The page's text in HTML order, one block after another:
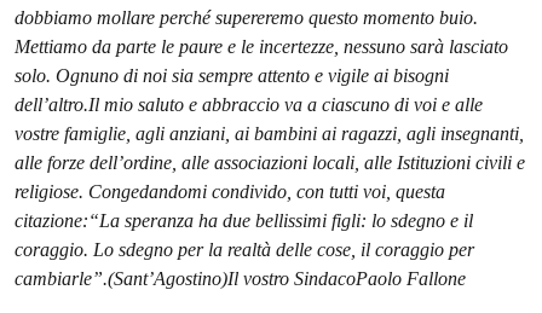
dobbiamo mollare perché supereremo questo momento buio.
Mettiamo da parte le paure e le incertezze, nessuno sarà lasciato
solo. Ognuno di noi sia sempre attento e vigile ai bisogni
dell’altro.Il mio saluto e abbraccio va a ciascuno di voi e alle
vostre famiglie, agli anziani, ai bambini ai ragazzi, agli insegnanti,
alle forze dell’ordine, alle associazioni locali, alle Istituzioni civili e
religiose. Congedandomi condivido, con tutti voi, questa
citazione:“La speranza ha due bellissimi figli: lo sdegno e il
coraggio. Lo sdegno per la realtà delle cose, il coraggio per
cambiarle”.(Sant’Agostino)Il vostro SindacoPaolo Fallone